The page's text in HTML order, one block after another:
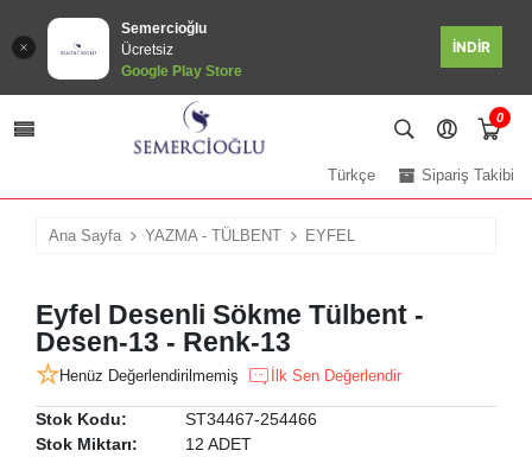
Semercioğlu
Ücretsiz
Google Play Store
İNDİR
0
Sipariş Takibi
Türkçe
Ana Sayfa YAZMA - TÜLBENT EYFEL
Eyfel Desenli Sökme Tülbent -
Desen-13 - Renk-13
Henüz Değerlendirilmemiş İlk Sen Değerlendir
Stok Kodu:
ST34467-254466
Stok Miktarı:
12 ADET